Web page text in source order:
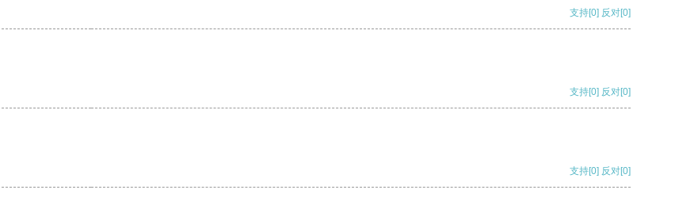
支持[0] 反对[0]
支持[0] 反对[0]
支持[0] 反对[0]